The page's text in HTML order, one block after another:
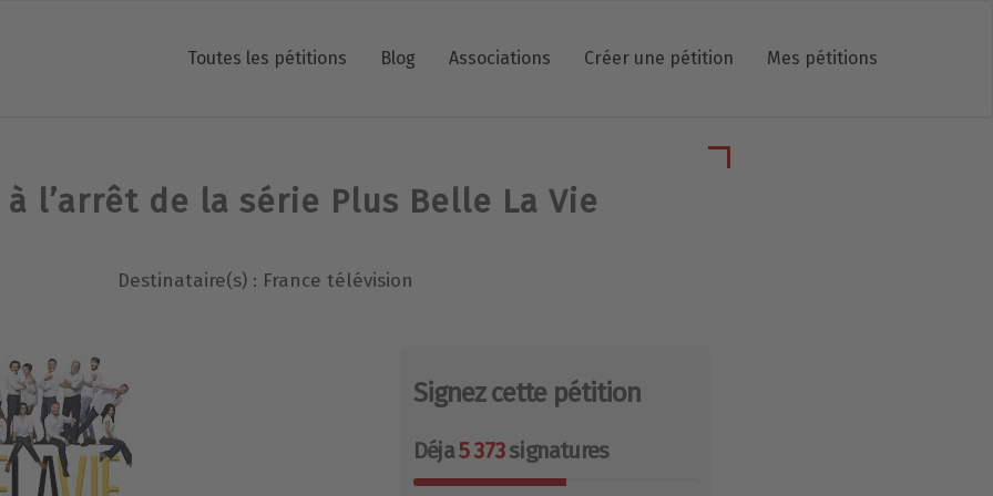
Toutes les pétitions Blog Associations Créer une pétition Mes pétitions
l’arrêt de la série Plus Belle La Vie
Destinataire(s) : France télévision
Signez cette pétition
Déja5 373signatures